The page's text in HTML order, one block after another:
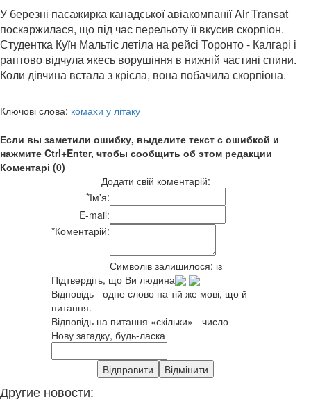
У березні пасажирка канадської авіакомпанії Air Transat
поскаржилася, що під час перельоту її вкусив скорпіон.
Студентка Куїн Мальтіс летіла на рейсі Торонто - Калгарі і
раптово відчула якесь ворушіння в нижній частині спини.
Коли дівчина встала з крісла, вона побачила скорпіона.
Ключові слова: комахи у літаку
Если вы заметили ошибку, выделите текст с ошибкой и
нажмите Ctrl+Enter, чтобы сообщить об этом редакции
Коментарі (0)
Додати свій коментарій:
*Ім'я:
E-mail:
*Коментарій:
Символів залишилося: із
Підтвердіть, що Ви людина
Відповідь - одне слово на тій же мові, що й
питання.
Відповідь на питання «скільки» - число
Нову загадку, будь-ласка
Другие новости: